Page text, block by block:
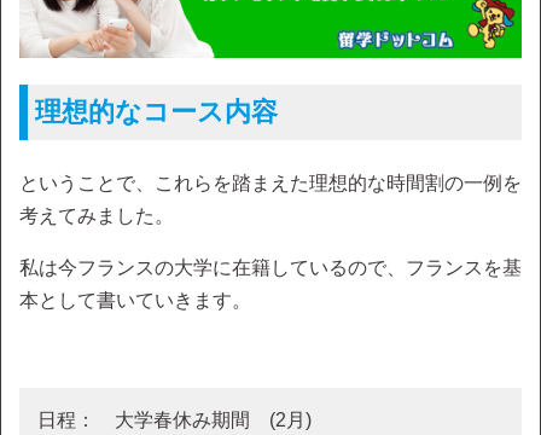
理想的なコース内容
ということで、これらを踏まえた理想的な時間割の一例を
考えてみました。
私は今フランスの大学に在籍しているので、フランスを基
本として書いていきます。
日程： 大学春休み期間 (2月)